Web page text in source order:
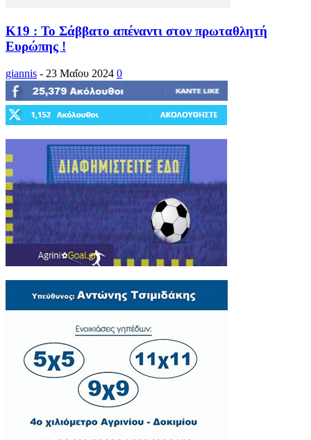
Κ19 : Το Σάββατο απέναντι στον πρωταθλητή
Ευρώπης !
giannis - 23 Μαΐου 2024 0